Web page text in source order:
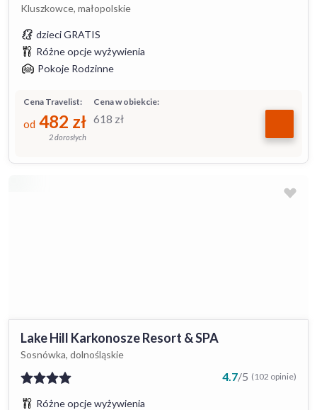
Kluszkowce, małopolskie
dzieci GRATIS
Różne opcje wyżywienia
Pokoje Rodzinne
Cena w obiekcie:
618 zł
Cena Travelist:
od 482 zł
2 dorosłych
Lake Hill Karkonosze Resort & SPA
Sosnówka, dolnośląskie
4.7/5 (102 opinie)
Różne opcje wyżywienia